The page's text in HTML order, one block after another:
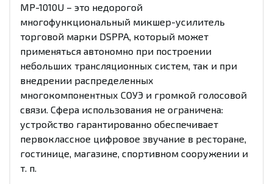
MP-1010U – это недорогой
многофункциональный микшер-усилитель
торговой марки DSPPA, который может
применяться автономно при построении
небольших трансляционных систем, так и при
внедрении распределенных
многокомпонентных СОУЭ и громкой голосовой
связи. Сфера использования не ограничена:
устройство гарантированно обеспечивает
первоклассное цифровое звучание в ресторане,
гостинице, магазине, спортивном сооружении и
т. п.